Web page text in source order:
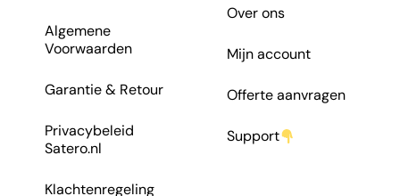
Algemene
Voorwaarden
Garantie & Retour
Privacybeleid
Satero.nl
Klachtenregeling
Over ons
Mijn account
Offerte aanvragen
Support